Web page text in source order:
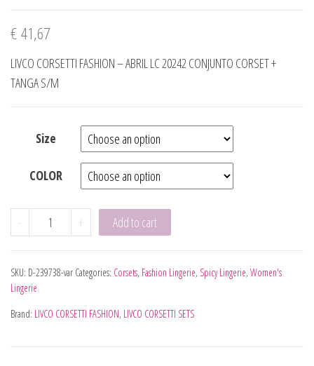
€41,67
LIVCO CORSETTI FASHION – ABRIL LC 20242 CONJUNTO CORSET +
TANGA S/M
Size
COLOR
- LIVCO CORSETTI FASHION - ABRIL LC 20242 SET
+ Add to cart
SKU: D-239738-var Categories: Corsets, Fashion Lingerie, Spicy Lingerie, Women's
Lingerie
Brand: LIVCO CORSETTI FASHION, LIVCO CORSETTI SETS